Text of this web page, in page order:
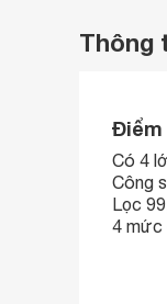
Thông
Điểm
Có 4
Công
Lọc
4 mức